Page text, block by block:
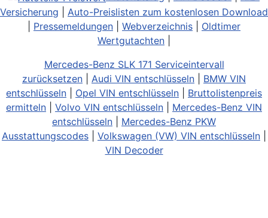
Versicherung
Auto-Preislisten zum kostenlosen Download
Pressemeldungen Webverzeichnis
Oldtimer
Wertgutachten
Mercedes-Benz SLK 171 Serviceintervall
zurücksetzen
Audi VIN entschlüsseln
BMW VIN
entschlüsseln
Opel VIN entschlüsseln
Bruttolistenpreis
ermitteln
Volvo VIN entschlüsseln
Mercedes-Benz VIN
entschlüsseln
Mercedes-Benz PKW
Ausstattungscodes
Volkswagen (VW) VIN entschlüsseln
VIN Decoder